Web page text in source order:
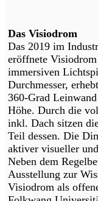
Das Visiodrom
Das 2019 im
eröffnete
immersiven
Durchmesser,
360-Grad
Höhe. Durch die
inkl. Dach sitzen
Teil dessen. Die
aktiver visueller
Neben dem
Ausstellung zur
Visiodrom als